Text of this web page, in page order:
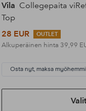
Vila Collegepaita
Top
28 EUR
OUTLET
Alkuperäinen hinta 39,99
Osta nyt, maksa